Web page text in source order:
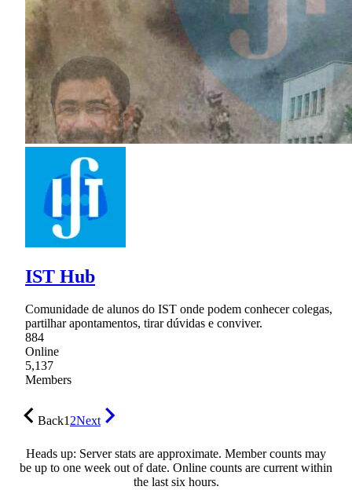
IST Hub
Comunidade de alunos do IST onde podem conhecer colegas,
partilhar apontamentos, tirar dúvidas e conviver.
884
Online
5,137
Members
Back12Next
Heads up: Server stats are approximate. Member counts may
be up to one week out of date. Online counts are current within
the last six hours.